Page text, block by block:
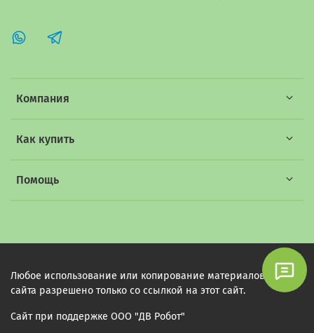
Компания
Как купить
Помощь
Любое использование или копирование материалов этого
сайта разрешено только со ссылкой на этот сайт.
Сайт при поддержке ООО "ДВ Робот"